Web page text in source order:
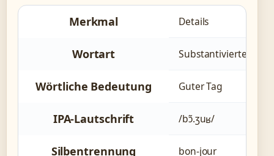
Merkmal Details
Wortart Substantivierte
Wörtliche Bedeutung Guter Tag
IPA-Lautschrift /bɔ̃.ʒuʁ/
Silbentrennung bon-jour